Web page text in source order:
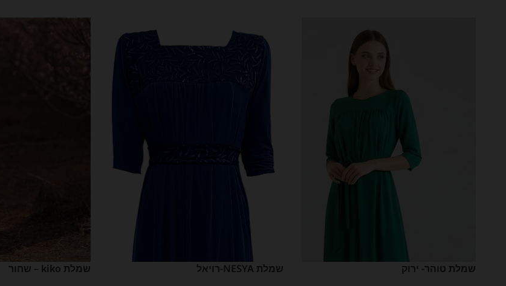
שמלת טוהר- ירוק שמלת NESYA-רויאל שמלת kiko – שחור